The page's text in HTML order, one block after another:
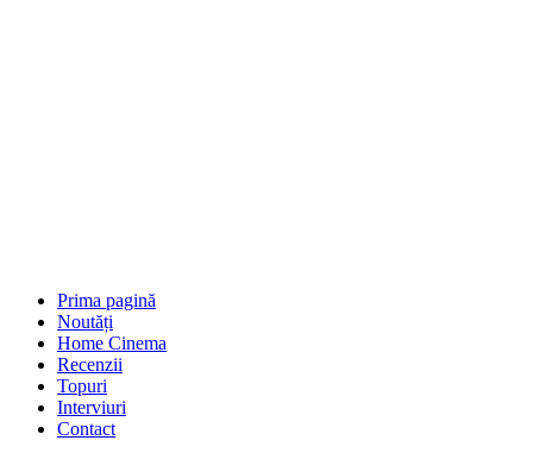
Prima pagină
Noutăți
Home Cinema
Recenzii
Topuri
Interviuri
Contact